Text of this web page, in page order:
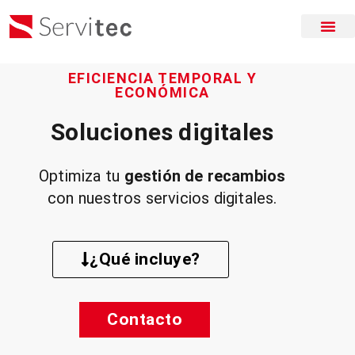
EFICIENCIA TEMPORAL Y
ECONÓMICA
Soluciones digitales
Optimiza tu gestión de recambios
con nuestros servicios digitales.
¿Qué incluye?
Contacto